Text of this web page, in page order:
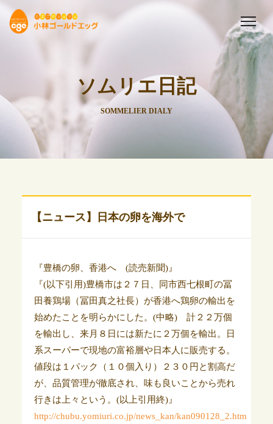
ソムリエ日記
SOMMELIER DIALY
【ニュース】日本の卵を海外で
『豊橋の卵、香港へ (読売新聞)』
『(以下引用)豊橋市は２７日、同市西七根町の冨
田養鶏場（冨田真之社長）が香港へ鶏卵の輸出を
始めたことを明らかにした。(中略) 計２２万個
を輸出し、来月８日には新たに２万個を輸出。日
系スーパーで現地の富裕層や日本人に販売する。
値段は１パック（１０個入り）２３０円と割高だ
が、品質管理が徹底され、味も良いことから売れ
行きは上々という。(以上引用終)』
http://chubu.yomiuri.co.jp/news_kan/kan090128_2.htm